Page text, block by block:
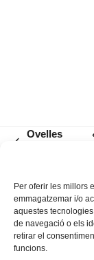
Per oferir les millors
emmagatzemar i/o
aquestes
de navegació o els
retirar el
funcions.
Ovelles